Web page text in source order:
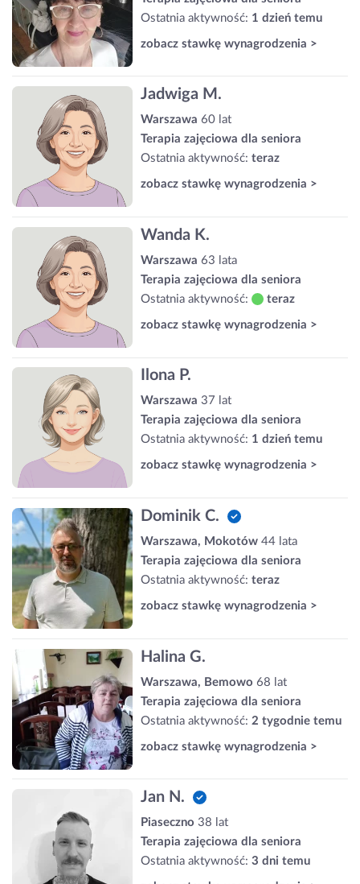
Ostatnia aktywność: 1 dzień temu
zobacz stawkę wynagrodzenia >
Jadwiga M.
Warszawa 60 lat
Terapia zajęciowa dla seniora
Ostatnia aktywność: teraz
zobacz stawkę wynagrodzenia >
Wanda K.
Warszawa 63 lata
Terapia zajęciowa dla seniora
Ostatnia aktywność:
teraz
zobacz stawkę wynagrodzenia >
Ilona P.
Warszawa 37 lat
Terapia zajęciowa dla seniora
Ostatnia aktywność: 1 dzień temu
zobacz stawkę wynagrodzenia >
Dominik C.
Warszawa, Mokotów 44 lata
Terapia zajęciowa dla seniora
Ostatnia aktywność: teraz
zobacz stawkę wynagrodzenia >
Halina G.
Warszawa, Bemowo 68 lat
Terapia zajęciowa dla seniora
Ostatnia aktywność: 2 tygodnie temu
zobacz stawkę wynagrodzenia >
Jan N.
Piaseczno 38 lat
Terapia zajęciowa dla seniora
Ostatnia aktywność: 3 dni temu